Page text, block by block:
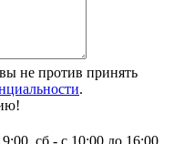
не против принять
.